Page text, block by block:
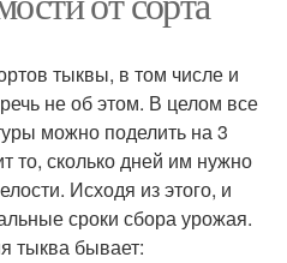
тыквы, в том числе и
не об этом. В целом все
можно поделить на 3
то, сколько дней им нужно
Исходя из этого, и
сроки сбора урожая.
тыква бывает: